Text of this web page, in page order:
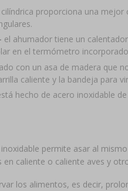
proporciona una mejor
el ahumador tiene un
en el termómetro
con un asa de madera que
caliente y la bandeja para
hecho de acero inoxidable
permite asar al
caliente o caliente aves y
los alimentos, es decir,